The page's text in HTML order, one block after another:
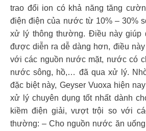
trao đổi ion có khả năng tăng
điện điện của nước từ 10% – 30%
xử lý thông thường. Điều này giúp
được diễn ra dễ dàng hơn, điều
với các nguồn nước mặt, nước có
nước sông, hồ,… đã qua xử lý.
đặc biệt này, Geyser Vuoxa hiện
xử lý chuyên dụng tốt nhất dành
kiềm điện giải, vượt trội so với
thường: – Cho nguồn nước ăn